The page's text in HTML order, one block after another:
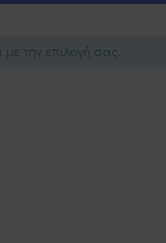
την επιλογή σας.